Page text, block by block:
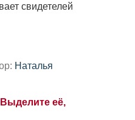
свидетелей
Наталья
её,